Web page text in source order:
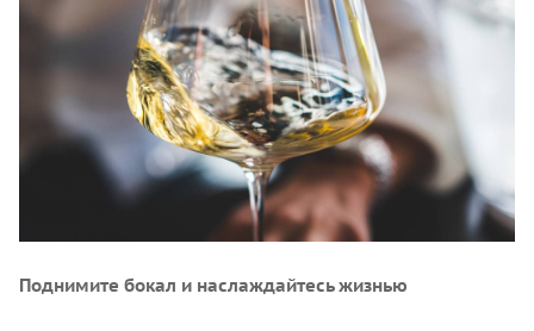
Поднимите бокал и наслаждайтесь жизнью